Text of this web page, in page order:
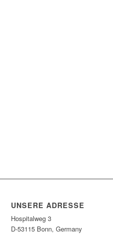
UNSERE ADRESSE
Hospitalweg 3
D-53115 Bonn, Germany